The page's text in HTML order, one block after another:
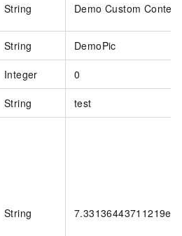
String Demo Custom Content
String DemoPic
Integer 0
String test
String